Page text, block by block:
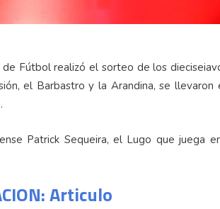
Fútbol realizó el sorteo de los
el Barbastro y la Arandina, se
Patrick Sequeira, el Lugo que juega
Articulo